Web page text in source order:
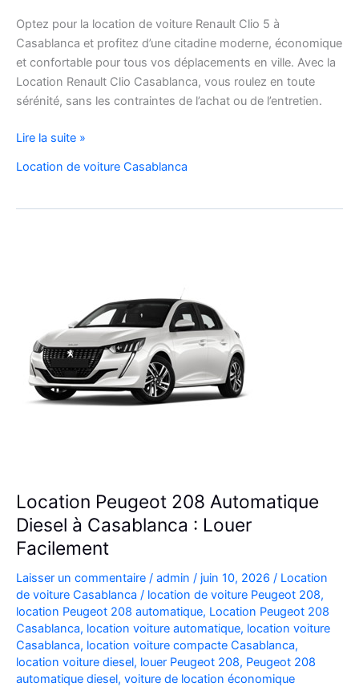
Optez pour la location de voiture Renault Clio 5 à
Casablanca et profitez d’une citadine moderne, économique
et confortable pour tous vos déplacements en ville. Avec la
Location Renault Clio Casablanca, vous roulez en toute
sérénité, sans les contraintes de l’achat ou de l’entretien.
Location
Voiture
Clio
Lire la suite »
Location de voiture Casablanca
Location Peugeot 208 Automatique
Diesel à Casablanca : Louer
Facilement
Laisser un commentaire / admin / juin 10, 2026 / Location
de voiture Casablanca / location de voiture Peugeot 208,
location Peugeot 208 automatique, Location Peugeot 208
Casablanca, location voiture automatique, location voiture
Casablanca, location voiture compacte Casablanca,
location voiture diesel, louer Peugeot 208, Peugeot 208
automatique diesel, voiture de location économique